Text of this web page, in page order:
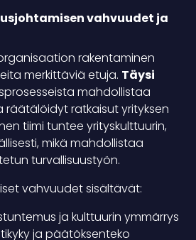
vahvuudet ja
rakentaminen
merkittäviä etuja. Täysi
mahdollistaa
ratkaisut yrityksen
tiimi tuntee yrityskulttuurin,
mikä mahdollistaa
turvallisuustyön.
vahvuudet sisältävät:
ja kulttuurin ymmärrys
ja päätöksenteko